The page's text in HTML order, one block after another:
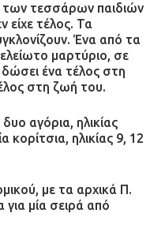
των τεσσάρων παιδιών
είχε τέλος. Τα
Ένα από τα
μαρτύριο, σε
ένα τέλος στη
στη ζωή του.
δυο αγόρια, ηλικίας
κορίτσια, ηλικίας 9, 12
με τα αρχικά Π.
μία σειρά από